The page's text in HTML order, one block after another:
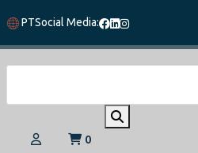
PTSocial Media:
0